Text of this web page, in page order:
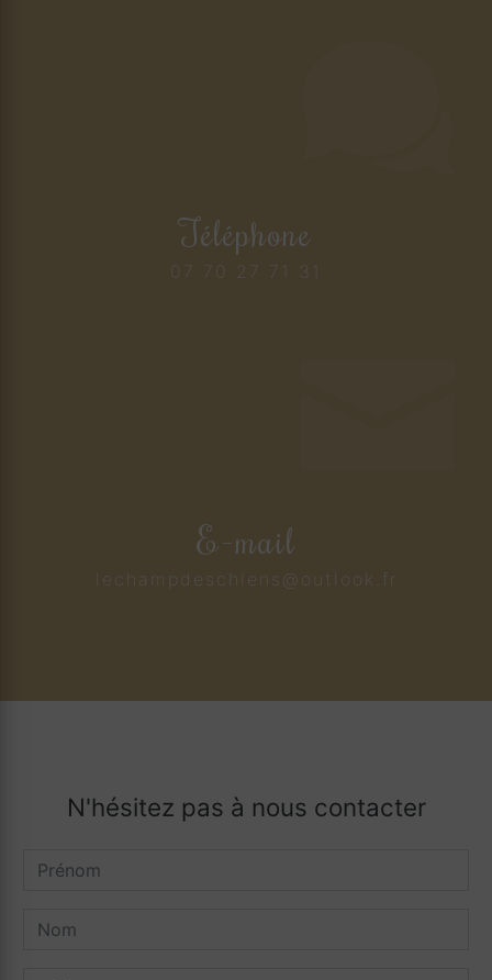
Téléphone
07 70 27 71 31
E-mail
lechampdeschiens@outlook.fr
N'hésitez pas à nous contacter